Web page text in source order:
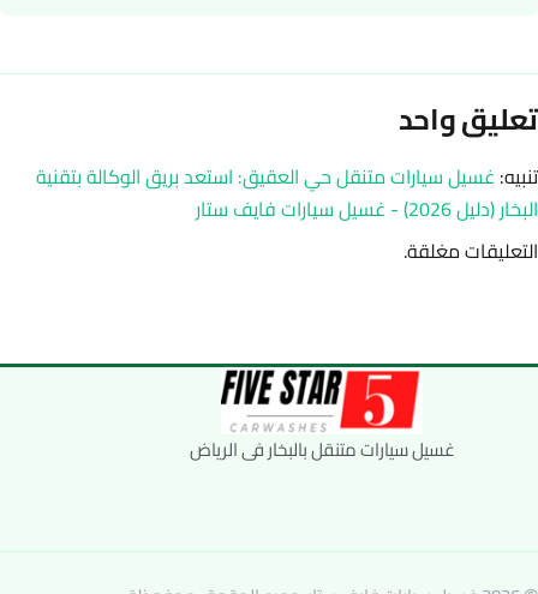
تعليق واحد
تنبيه: غسيل سيارات متنقل حي العقيق: استعد بريق الوكالة بتقنية
البخار (دليل 2026) - غسيل سيارات فايف ستار
التعليقات مغلقة.
غسيل سيارات متنقل بالبخار فى الرياض